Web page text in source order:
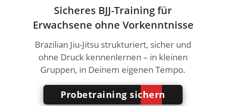
Sicheres BJJ-Training für
Erwachsene ohne Vorkenntnisse
Brazilian Jiu-Jitsu strukturiert, sicher und
ohne Druck kennenlernen – in kleinen
Gruppen, in Deinem eigenen Tempo.
Probetraining sichern